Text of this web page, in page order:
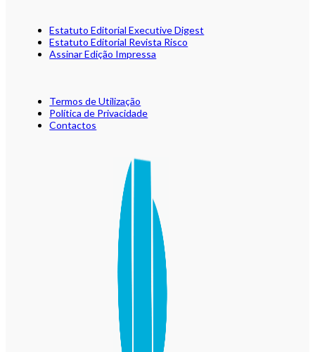
Estatuto Editorial Executive Digest
Estatuto Editorial Revista Risco
Assinar Edição Impressa
Termos de Utilização
Política de Privacidade
Contactos